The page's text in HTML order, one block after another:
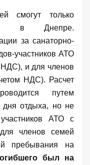
смогут только
в Днепре.
за санаторно-
участников АТО
НДС), и для членов
НДС). Расчет
путем
дня отдыха, но не
АТО с
членов семей
пребывания на
был на